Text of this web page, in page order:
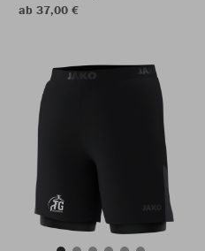
ab 37,00 €